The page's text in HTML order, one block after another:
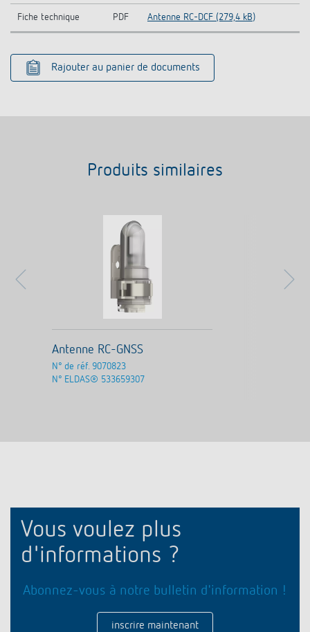
Fiche technique PDF Antenne RC-DCF (279,4 kB)
Rajouter au panier de documents
Produits similaires
Antenne RC-GNSS
N° de réf. 9070823
N° ELDAS® 533659307
Vous voulez plus
d'informations ?
Abonnez-vous à notre bulletin d'information !
inscrire maintenant